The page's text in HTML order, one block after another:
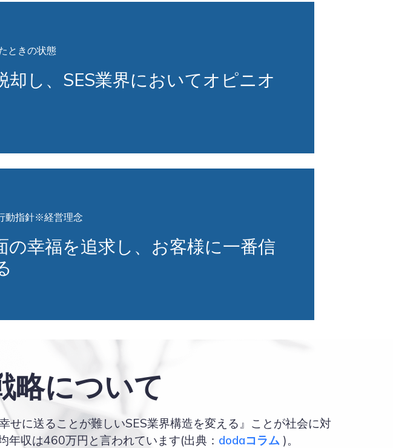
ときの状態
却し、SES業界においてオピニオ
動指針※経営理念
の幸福を追求し、お客様に一番信
略について
せに送ることが難しいSES業界構造を変える』ことが社会に対
年収は460万円と言われています(出典： dodaコラム )。